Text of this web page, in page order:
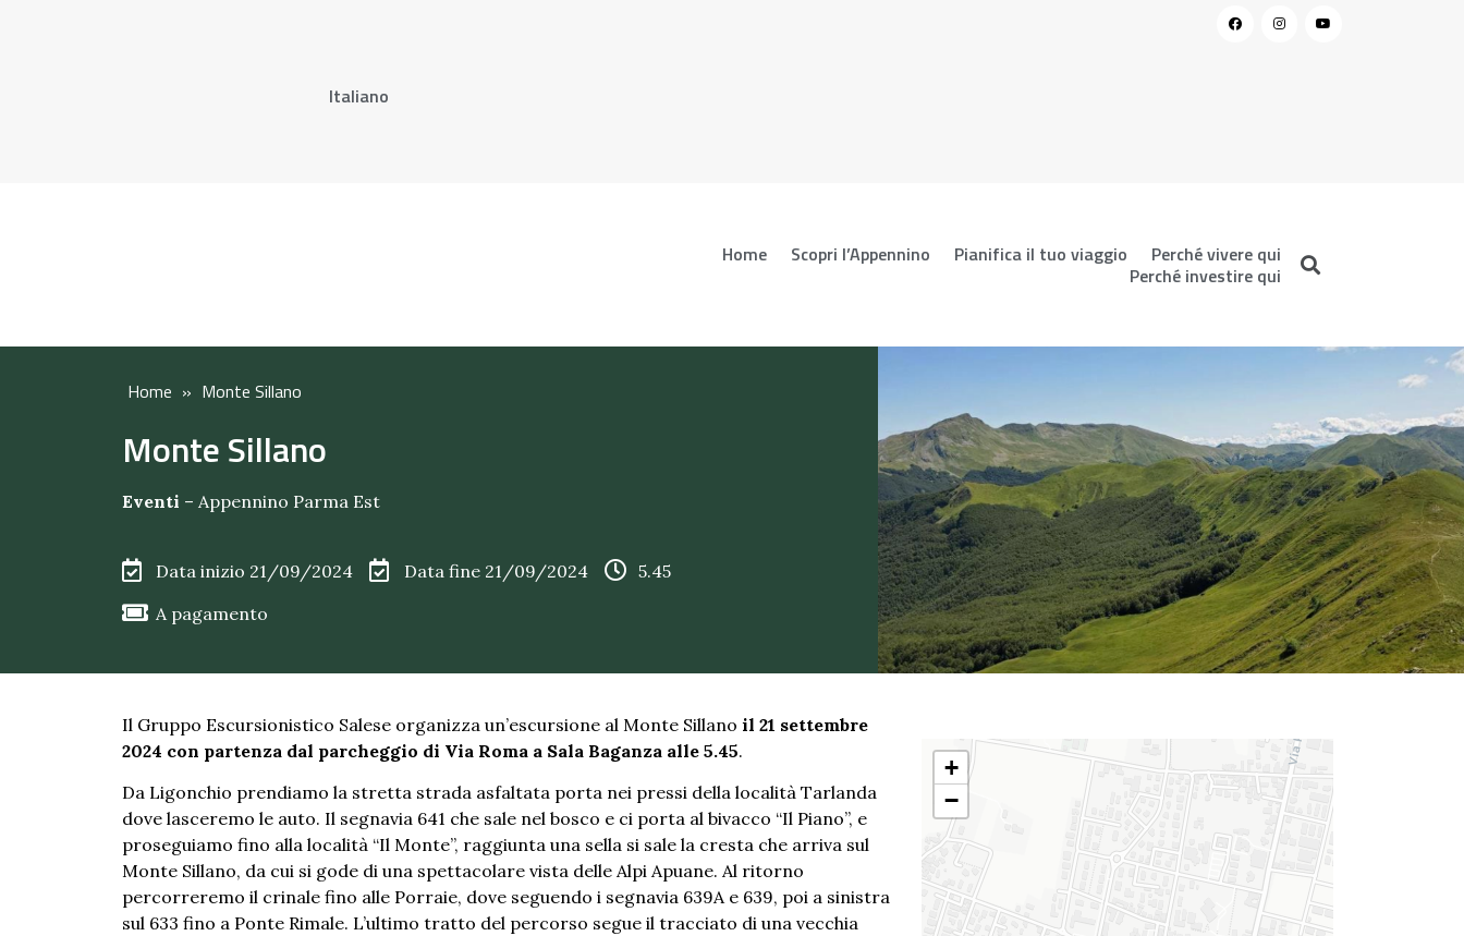
Italiano
Home Scopri l’Appennino Pianifica il tuo viaggio
Perché vivere qui
Perché investire qui
Home » Monte Sillano
Monte Sillano
Eventi – Appennino Parma Est
Data inizio 21/09/2024 Data fine 21/09/2024
5.45
A pagamento
Il Gruppo Escursionistico Salese organizza un’escursione al Monte Sillano il 21 settembre
2024 con partenza dal parcheggio di Via Roma a Sala Baganza alle 5.45.
Da Ligonchio prendiamo la stretta strada asfaltata porta nei pressi della località Tarlanda
dove lasceremo le auto. Il segnavia 641 che sale nel bosco e ci porta al bivacco “Il Piano”, e
proseguiamo fino alla località “Il Monte”, raggiunta una sella si sale la cresta che arriva sul
Monte Sillano, da cui si gode di una spettacolare vista delle Alpi Apuane. Al ritorno
percorreremo il crinale fino alle Porraie, dove seguendo i segnavia 639A e 639, poi a sinistra
sul 633 fino a Ponte Rimale. L’ultimo tratto del percorso segue il tracciato di una vecchia
+
−